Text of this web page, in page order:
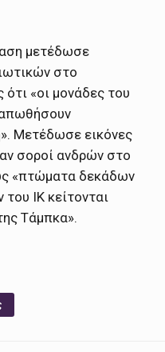
μετέδωσε
στο
«οι μονάδες του
απωθήσουν
Μετέδωσε εικόνες
σοροί ανδρών στο
«πτώματα δεκάδων
ΙΚ κείτονται
Τάμπκα».